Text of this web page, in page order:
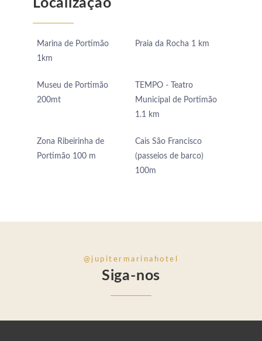
Localização
Marina de Portimão
1km
Praia da Rocha 1 km
Museu de Portimão
200mt
TEMPO - Teatro
Municipal de Portimão
1.1 km
Zona Ribeirinha de
Portimão 100 m
Cais São Francisco
(passeios de barco)
100m
@jupitermarinahotel
Siga-nos